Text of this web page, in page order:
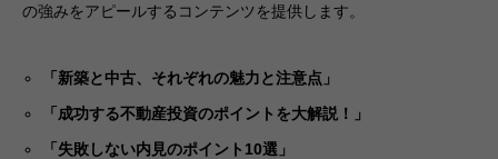
の強みをアピールするコンテンツを提供します。
「新築と中古、それぞれの魅力と注意点」
「成功する不動産投資のポイントを大解説！」
「失敗しない内見のポイント10選」